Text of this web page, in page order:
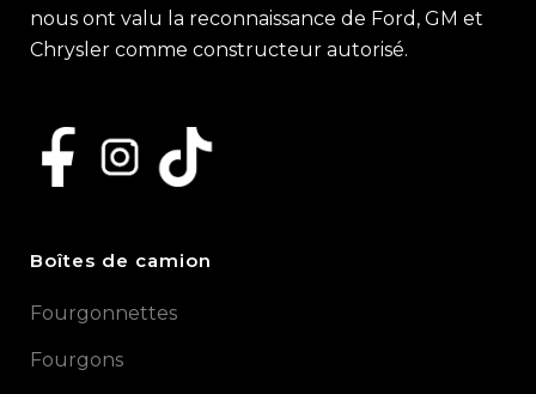
nous ont valu la reconnaissance de Ford, GM et
Chrysler comme constructeur autorisé.
Boîtes de camion
Fourgonnettes
Fourgons